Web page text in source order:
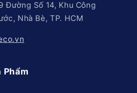
Đường Số 14, Khu Công
Nhà Bè, TP. HCM
Phẩm